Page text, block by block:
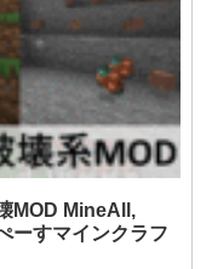
MOD MineAll,
ーすマインクラフ